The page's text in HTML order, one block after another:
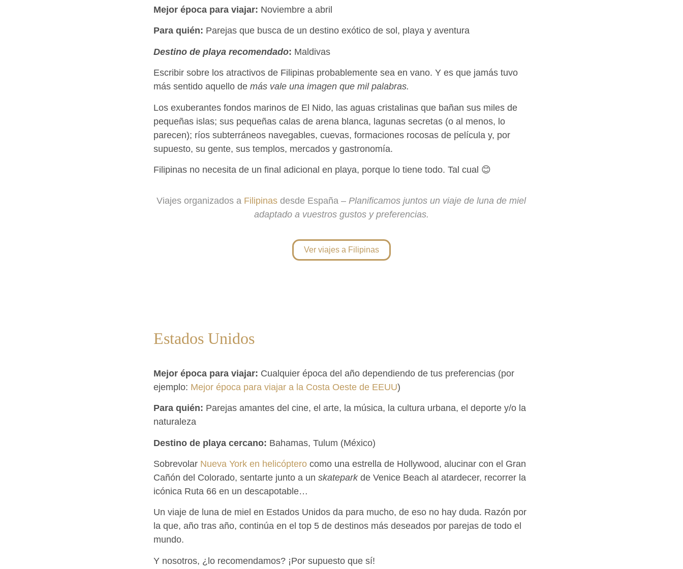
Mejor época para viajar: Noviembre a abril
Para quién: Parejas que busca de un destino exótico de sol, playa y aventura
Destino de playa recomendado: Maldivas
Escribir sobre los atractivos de Filipinas probablemente sea en vano. Y es que jamás tuvo
más sentido aquello de más vale una imagen que mil palabras.
Los exuberantes fondos marinos de El Nido, las aguas cristalinas que bañan sus miles de
pequeñas islas; sus pequeñas calas de arena blanca, lagunas secretas (o al menos, lo
parecen); ríos subterráneos navegables, cuevas, formaciones rocosas de película y, por
supuesto, su gente, sus templos, mercados y gastronomía.
Filipinas no necesita de un final adicional en playa, porque lo tiene todo. Tal cual 😊
Viajes organizados a Filipinas desde España –Planificamos juntos un viaje de luna de miel
adaptado a vuestros gustos y preferencias.
Ver viajes a Filipinas
Estados Unidos
Mejor época para viajar: Cualquier época del año dependiendo de tus preferencias (por
ejemplo: Mejor época para viajar a la Costa Oeste de EEUU)
Para quién: Parejas amantes del cine, el arte, la música, la cultura urbana, el deporte y/o la
naturaleza
Destino de playa cercano: Bahamas, Tulum (México)
Sobrevolar Nueva York en helicópterocomo una estrella de Hollywood, alucinar con el Gran
Cañón del Colorado, sentarte junto a un skateparkde Venice Beach al atardecer, recorrer la
icónica Ruta 66 en un descapotable…
Un viaje de luna de miel en Estados Unidos da para mucho, de eso no hay duda. Razón por
la que, año tras año, continúa en el top 5 de destinos más deseados por parejas de todo el
mundo.
Y nosotros, ¿lo recomendamos? ¡Por supuesto que sí!